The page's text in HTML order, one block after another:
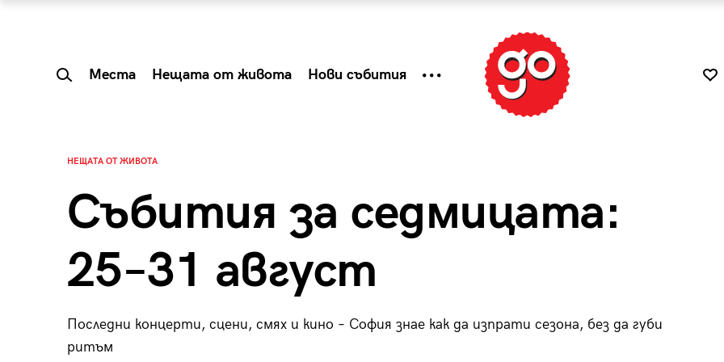
Места Нещата от живота Нови събития
НЕЩАТА ОТ ЖИВОТА
Събития за седмицата:
25–31 август
Последни концерти, сцени, смях и кино – София знае как да изпрати сезона, без да губи
ритъм
Summer Prelude: как
Tender is the Wine – Какво